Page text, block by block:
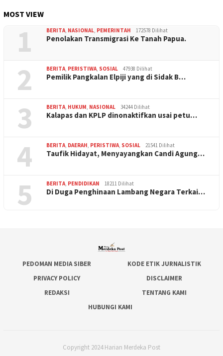
MOST VIEW
1 BERITA NASIONAL PEMERINTAH 172578 Dilihat
Penolakan Transmigrasi Ke Tanah Papua.
2 BERITA PERISTIWA SOSIAL 47938 Dilihat
Pemilik Pangkalan Elpiji yang di Sidak B…
3 BERITA HUKUM NASIONAL 34244 Dilihat
Kalapas dan KPLP dinonaktifkan usai petu…
4 BERITA DAERAH PERISTIWA SOSIAL 21541 Dilihat
Taufik Hidayat, Menyayangkan Candi Agung…
5 BERITA PENDIDIKAN 18211 Dilihat
Di Duga Penghinaan Lambang Negara Terkai…
PEDOMAN MEDIA SIBER
KODE ETIK JURNALISTIK
PRIVACY POLICY
DISCLAIMER
REDAKSI
TENTANG KAMI
HUBUNGI KAMI
Copyright 2024 Harian Merdeka Post